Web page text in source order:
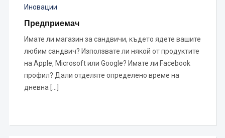
Иновации
Предприемач
Имате ли магазин за сандвичи, където ядете вашите
любим сандвич? Използвате ли някой от продуктите
на Apple, Microsoft или Google? Имате ли Facebook
профил? Дали отделяте определено време на
дневна […]